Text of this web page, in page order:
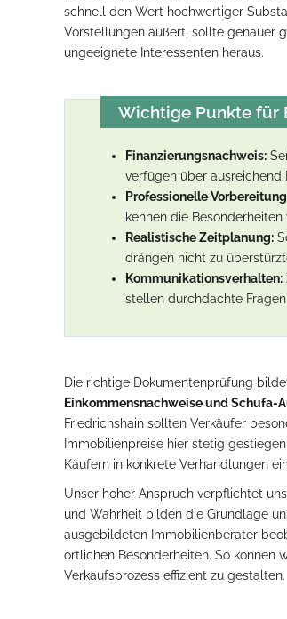
schnell den Wert hochwertiger
Vorstellungen äußert, sollte genauer
ungeeignete Interessenten heraus.
Wichtige Punkte für
Finanzierungsnachweis:
verfügen über ausreichend
Professionelle
kennen die Besonderheiten
Realistische Zeitplanung:
drängen nicht zu
Kommunikationsverhalten:
stellen durchdachte Fragen
Die richtige Dokumentenprüfung
Einkommensnachweise und Schufa-
Friedrichshain sollten Verkäufer
Immobilienpreise hier stetig
Käufern in konkrete Verhandlungen
Unser hoher Anspruch verpflichtet
und Wahrheit bilden die Grundlage
ausgebildeten Immobilienberater
örtlichen Besonderheiten. So können
Verkaufsprozess effizient zu gestalten.